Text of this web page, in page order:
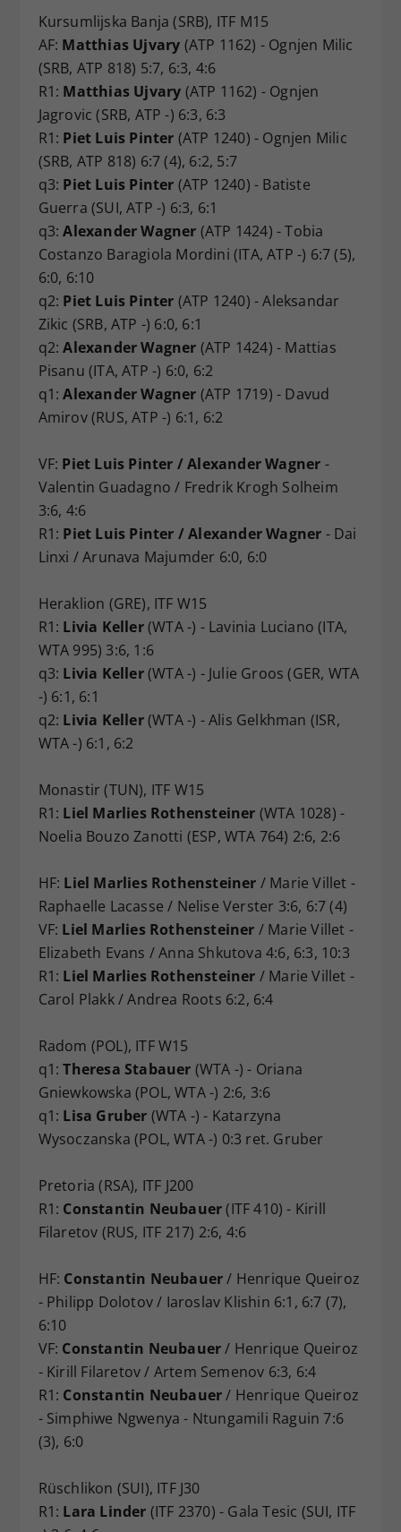
Kursumlijska Banja (SRB), ITF M15
AF: Matthias Ujvary (ATP 1162) - Ognjen Milic
(SRB, ATP 818) 5:7, 6:3, 4:6
R1: Matthias Ujvary (ATP 1162) - Ognjen
Jagrovic (SRB, ATP -) 6:3, 6:3
R1: Piet Luis Pinter (ATP 1240) - Ognjen Milic
(SRB, ATP 818) 6:7 (4), 6:2, 5:7
q3: Piet Luis Pinter (ATP 1240) - Batiste
Guerra (SUI, ATP -) 6:3, 6:1
q3:Alexander Wagner (ATP 1424) - Tobia
Costanzo Baragiola Mordini (ITA, ATP -) 6:7 (5),
6:0, 6:10
q2: Piet Luis Pinter (ATP 1240) - Aleksandar
Zikic (SRB, ATP -) 6:0, 6:1
q2:Alexander Wagner (ATP 1424) - Mattias
Pisanu (ITA, ATP -) 6:0, 6:2
q1:Alexander Wagner (ATP 1719) - Davud
Amirov (RUS, ATP -) 6:1, 6:2
VF: Piet Luis Pinter / Alexander Wagner -
Valentin Guadagno / Fredrik Krogh Solheim
3:6, 4:6
R1: Piet Luis Pinter / Alexander Wagner - Dai
Linxi / Arunava Majumder 6:0, 6:0
Heraklion (GRE), ITF W15
R1: Livia Keller(WTA -) - Lavinia Luciano (ITA,
WTA 995) 3:6, 1:6
q3: Livia Keller(WTA -) - Julie Groos (GER, WTA
-) 6:1, 6:1
q2: Livia Keller(WTA -) - Alis Gelkhman (ISR,
WTA -) 6:1, 6:2
Monastir (TUN), ITF W15
R1: Liel Marlies Rothensteiner (WTA 1028) -
Noelia Bouzo Zanotti (ESP, WTA 764) 2:6, 2:6
HF: Liel Marlies Rothensteiner / Marie Villet -
Raphaelle Lacasse / Nelise Verster 3:6, 6:7 (4)
VF: Liel Marlies Rothensteiner / Marie Villet -
Elizabeth Evans / Anna Shkutova 4:6, 6:3, 10:3
R1: Liel Marlies Rothensteiner / Marie Villet -
Carol Plakk / Andrea Roots 6:2, 6:4
Radom (POL), ITF W15
q1:Theresa Stabauer (WTA -) - Oriana
Gniewkowska (POL, WTA -) 2:6, 3:6
q1: Lisa Gruber (WTA -) - Katarzyna
Wysoczanska (POL, WTA -) 0:3 ret. Gruber
Pretoria (RSA), ITF J200
R1: Constantin Neubauer(ITF 410) - Kirill
Filaretov (RUS, ITF 217) 2:6, 4:6
HF: Constantin Neubauer/ Henrique Queiroz
- Philipp Dolotov / Iaroslav Klishin 6:1, 6:7 (7),
6:10
VF: Constantin Neubauer/ Henrique Queiroz
- Kirill Filaretov / Artem Semenov 6:3, 6:4
R1: Constantin Neubauer/ Henrique Queiroz
- Simphiwe Ngwenya - Ntungamili Raguin 7:6
(3), 6:0
Rüschlikon (SUI), ITF J30
R1: Lara Linder (ITF 2370) - Gala Tesic (SUI, ITF